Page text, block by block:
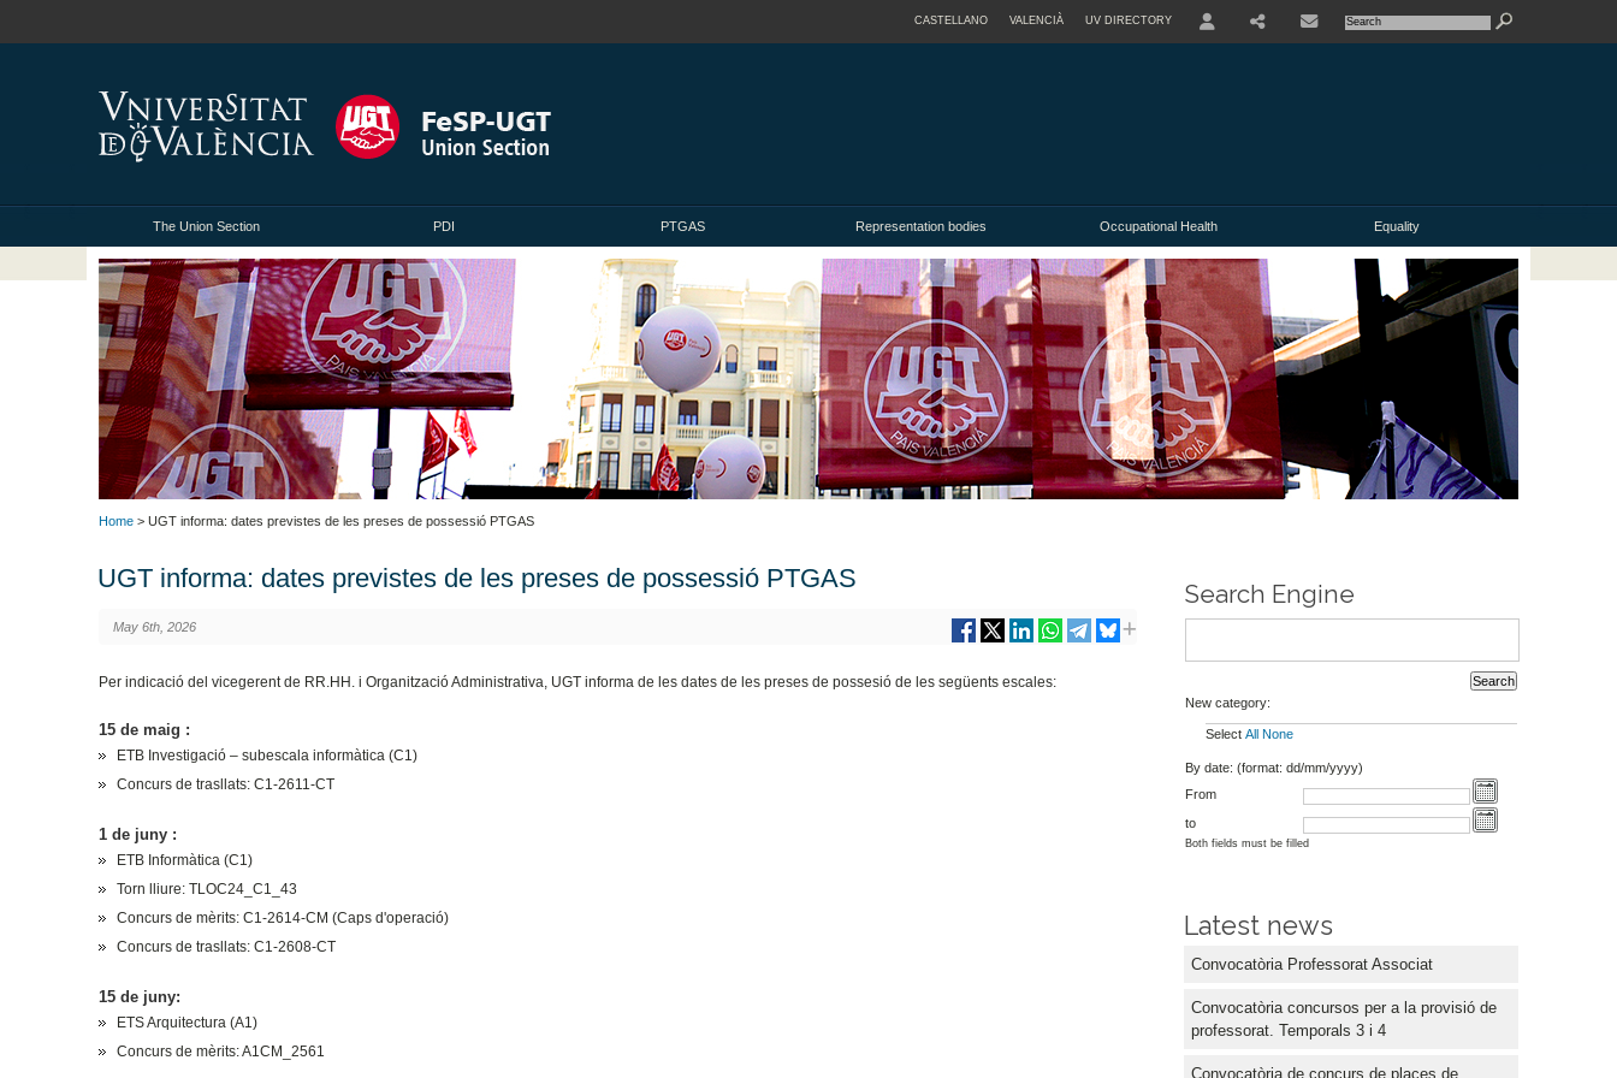
CASTELLANO VALENCIÀ UV DIRECTORY
The Union Section PDI PTGAS Representation bodies Occupational Health Equality
Home > UGT informa: dates previstes de les preses de possessió PTGAS
UGT informa: dates previstes de les preses de possessió PTGAS
May 6th, 2026
Per indicació del vicegerent de RR.HH. i Organització Administrativa, UGT informa de les dates de les preses de possesió de les següents escales:
15 de maig :
ETB Investigació – subescala informàtica (C1)
Concurs de trasllats: C1-2611-CT
1 de juny :
ETB Informàtica (C1)
Torn lliure: TLOC24_C1_43
Concurs de mèrits: C1-2614-CM (Caps d'operació)
Concurs de trasllats: C1-2608-CT
15 de juny:
ETS Arquitectura (A1)
Concurs de mèrits: A1CM_2561
Search Engine
New category:
Select All None
By date: (format: dd/mm/yyyy)
From
to
Both fields must be filled
Latest news
Convocatòria Professorat Associat
Convocatòria concursos per a la provisió de
professorat. Temporals 3 i 4
Convocatòria de concurs de places de